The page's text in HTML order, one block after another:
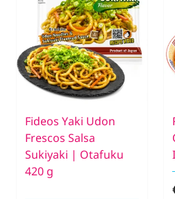
Fideos Yaki Udon
Frescos Salsa
Sukiyaki | Otafuku
420 g